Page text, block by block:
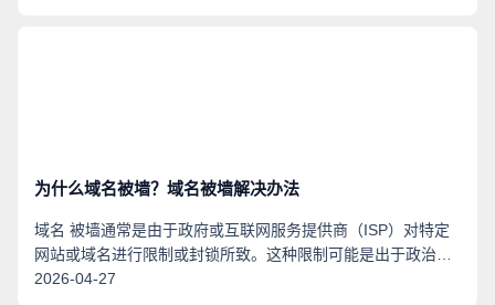
为什么域名被墙？域名被墙解决办法
域名 被墙通常是由于政府或互联网服务提供商（ISP）对特定
网站或域名进行限制或封锁所致。这种限制可能是出于政治、
法律、道德、安全等原因。 以下是一些可能导致域名被墙的原
2026-04-27